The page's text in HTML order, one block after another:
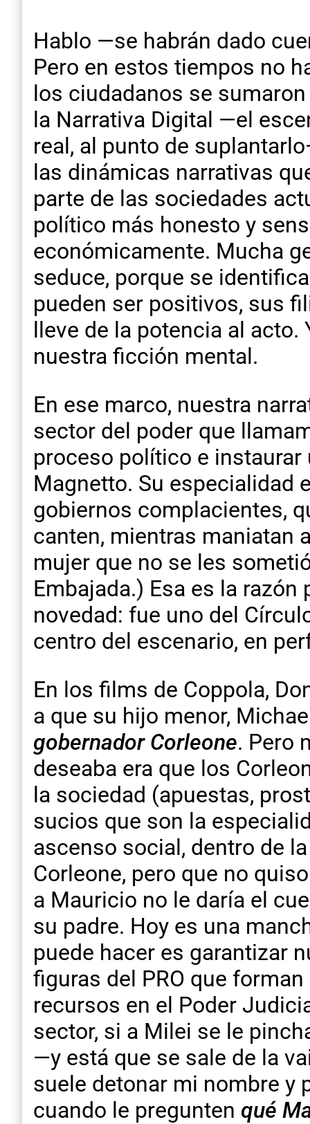
Hablo —se habrán dado
Pero en estos tiempos no
los ciudadanos se
la Narrativa Digital —el
real, al punto de
las dinámicas narrativas
parte de las sociedades
político más honesto y
económicamente. Mucha
seduce, porque se
pueden ser positivos, sus
lleve de la potencia al
nuestra ficción mental.
En ese marco, nuestra
sector del poder que
proceso político e
Magnetto. Su especialidad
gobiernos complacientes,
canten, mientras maniatan
mujer que no se les
Embajada.) Esa es la
novedad: fue uno del
centro del escenario, en
En los films de Coppola,
a que su hijo menor,
gobernador Corleone. Pero
deseaba era que los
la sociedad (apuestas,
sucios que son la
ascenso social, dentro de
Corleone, pero que no
a Mauricio no le daría el
su padre. Hoy es una
puede hacer es garantizar
figuras del PRO que
recursos en el Poder
sector, si a Milei se le
—y está que se sale de la
suele detonar mi nombre y
cuando le pregunten qué